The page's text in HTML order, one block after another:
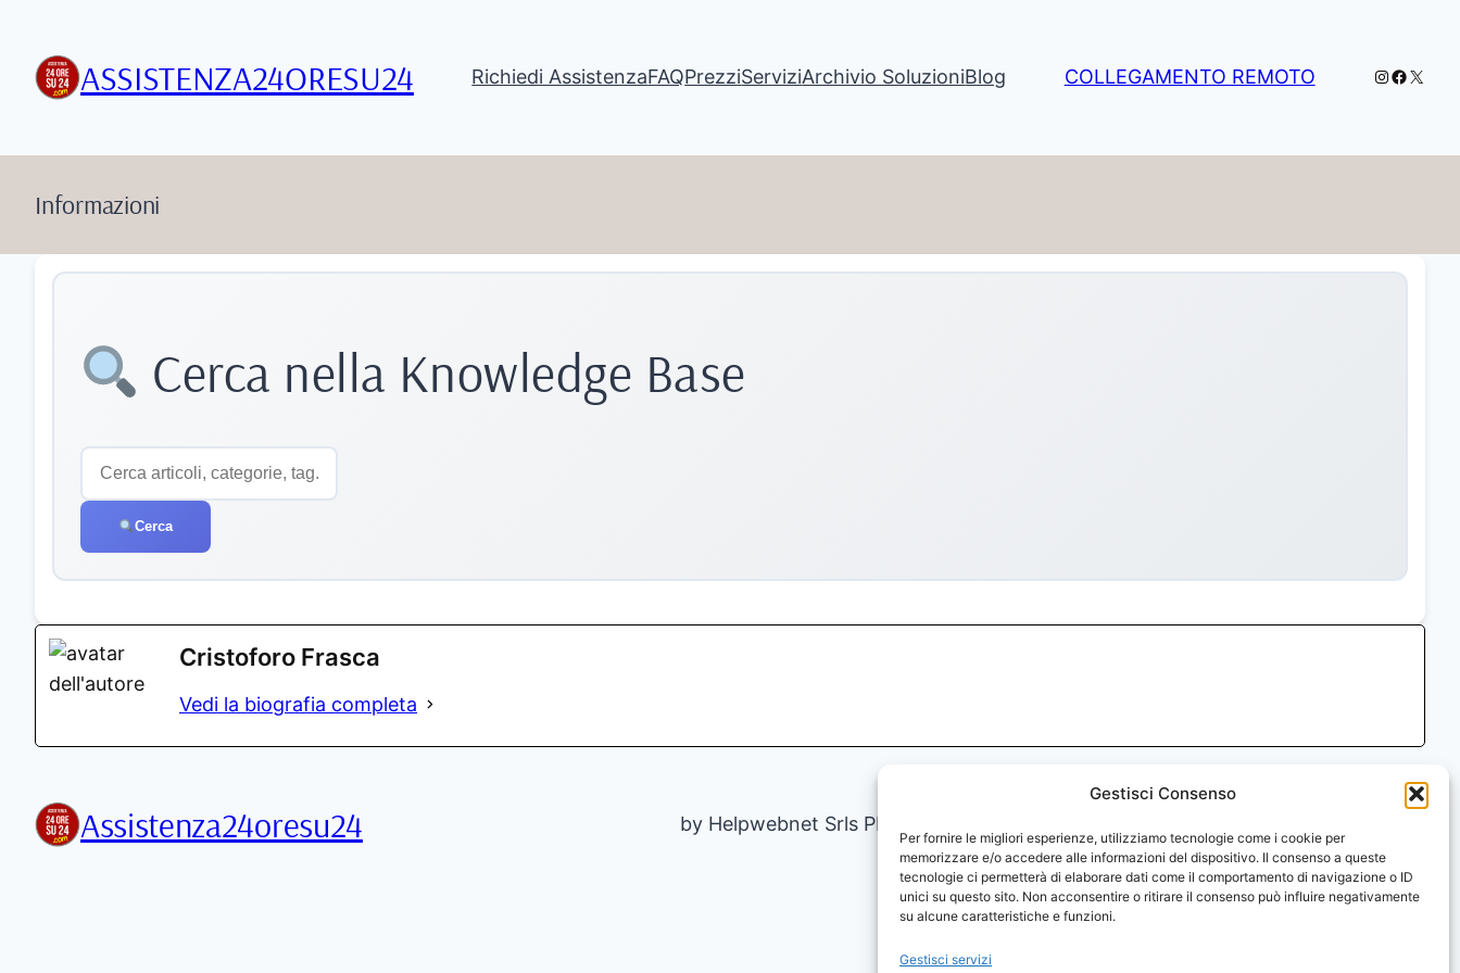
Gestisci Consenso
Per fornire le migliori esperienze, utilizziamo tecnologie come i cookie per
memorizzare e/o accedere alle informazioni del dispositivo. Il consenso a queste
tecnologie ci permetterà di elaborare dati come il comportamento di navigazione o ID
unici su questo sito. Non acconsentire o ritirare il consenso può influire negativamente
su alcune caratteristiche e funzioni.
Gestisci servizi
contenutoASSISTENZA24ORESU24 Richiedi AssistenzaFAQPrezziServiziArchivio SoluzioniBlog COLLEGAMENTO REMOTO Instagram
X
Informazioni
Cerca nella Knowledge Base
Cerca
Cristoforo Frasca
Vedi la biografia completa
Assistenza24oresu24 by Helpwebnet Srls PIVA IT09793841215